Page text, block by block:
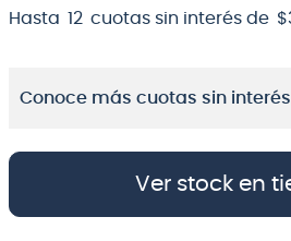
Hasta 12 cuotas sin interés de $
Conoce más cuotas sin interés
Ver stock en
10. violin